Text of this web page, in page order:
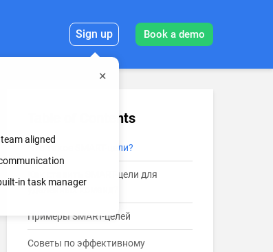
Sign up
aligned
in task manager
Book a demo
Table of Contents
Что такое SMART-цели?
Как ставить SMART-цели для
удалённых команд?
Примеры SMART-целей
Советы по эффективному